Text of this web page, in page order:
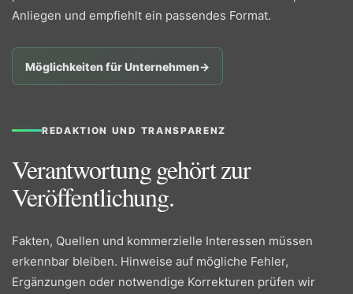
Anliegen und empfiehlt ein passendes Format.
Möglichkeiten für Unternehmen→
REDAKTION UND TRANSPARENZ
Verantwortung gehört zur
Veröffentlichung.
Fakten, Quellen und kommerzielle Interessen müssen
erkennbar bleiben. Hinweise auf mögliche Fehler,
Ergänzungen oder notwendige Korrekturen prüfen wir